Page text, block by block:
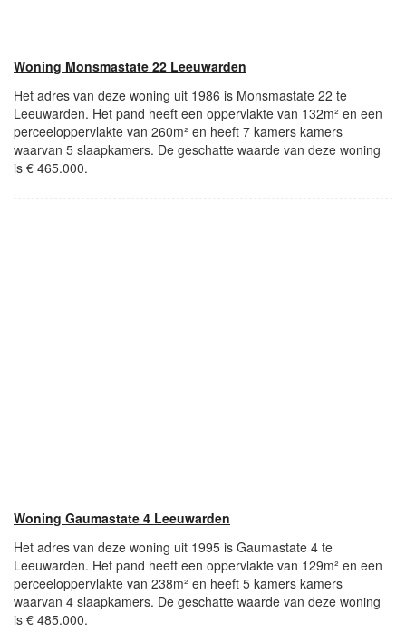
Woning Monsmastate 22 Leeuwarden
Het adres van deze woning uit 1986 is Monsmastate 22 te
Leeuwarden. Het pand heeft een oppervlakte van 132m² en een
perceeloppervlakte van 260m² en heeft 7 kamers kamers
waarvan 5 slaapkamers. De geschatte waarde van deze woning
is € 465.000.
Woning Gaumastate 4 Leeuwarden
Het adres van deze woning uit 1995 is Gaumastate 4 te
Leeuwarden. Het pand heeft een oppervlakte van 129m² en een
perceeloppervlakte van 238m² en heeft 5 kamers kamers
waarvan 4 slaapkamers. De geschatte waarde van deze woning
is € 485.000.